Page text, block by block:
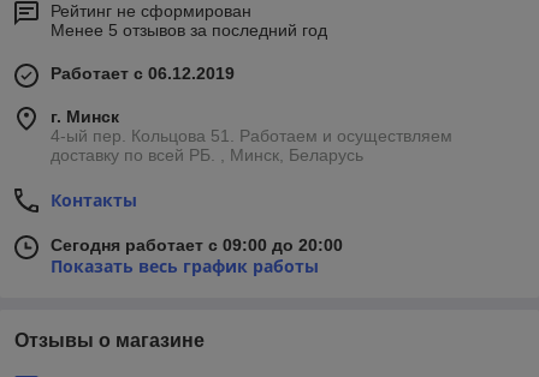
Рейтинг не сформирован
Менее 5 отзывов за последний год
Работает с 06.12.2019
г. Минск
4-ый пер. Кольцова 51. Работаем и осуществляем
доставку по всей РБ. , Минск, Беларусь
Контакты
Сегодня работает с 09:00 до 20:00
Показать весь график работы
Отзывы о магазине